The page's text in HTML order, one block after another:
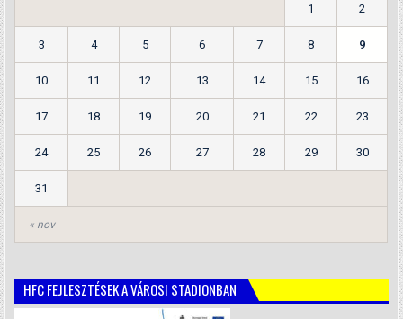
« nov
1 2
3 4 5 6 7 8 9
10 11 12 13 14 15 16
17 18 19 20 21 22 23
24 25 26 27 28 29 30
31
HFC FEJLESZTÉSEK A VÁROSI STADIONBAN